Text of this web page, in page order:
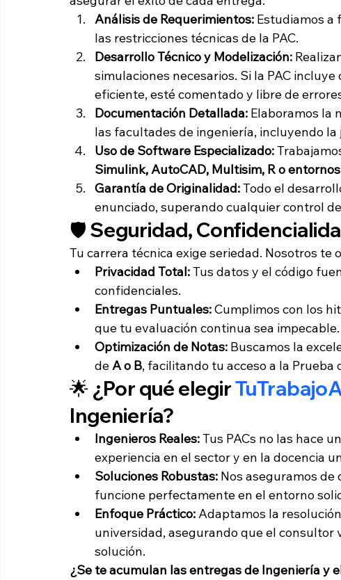
Análisis de Requerimientos: Estudiamos a
las restricciones técnicas de la PAC.
Desarrollo Técnico y Modelización:
simulaciones necesarios. Si la PAC
eficiente, esté comentado y libre de
Documentación Detallada: Elaboramos la
las facultades de ingeniería, incluyendo
Uso de Software Especializado:
Simulink, AutoCAD, Multisim, R o
Garantía de Originalidad: Todo el
enunciado, superando cualquier control
🛡️ Seguridad,
Tu carrera técnica exige seriedad. Nosotros
Privacidad Total: Tus datos y el código
confidenciales.
Entregas Puntuales: Cumplimos con los
que tu evaluación continua sea impecable.
Optimización de Notas: Buscamos la
de A o B, facilitando tu acceso a la Prueba
🌟 ¿Por qué elegir
Ingeniería?
Ingenieros Reales: Tus PACs no las hace
experiencia en el sector y en la docencia
Soluciones Robustas: Nos aseguramos de
funcione perfectamente en el entorno
Enfoque Práctico: Adaptamos la
universidad, asegurando que el
solución.
¿Se te acumulan las entregas de Ingeniería y